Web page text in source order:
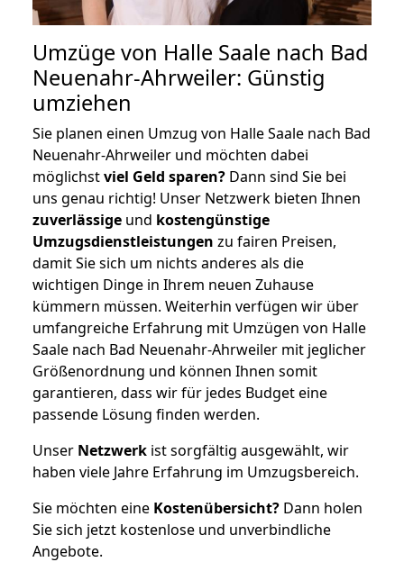
Umzüge von Halle Saale nach Bad
Neuenahr-Ahrweiler: Günstig
umziehen
Sie planen einen Umzug von Halle Saale nach Bad
Neuenahr-Ahrweiler und möchten dabei
möglichstviel Geld sparen? Dann sind Sie bei
uns genau richtig! Unser Netzwerk bieten Ihnen
zuverlässige und kostengünstige
Umzugsdienstleistungen zu fairen Preisen,
damit Sie sich um nichts anderes als die
wichtigen Dinge in Ihrem neuen Zuhause
kümmern müssen. Weiterhin verfügen wir über
umfangreiche Erfahrung mit Umzügen von Halle
Saale nach Bad Neuenahr-Ahrweiler mit jeglicher
Größenordnung und können Ihnen somit
garantieren, dass wir für jedes Budget eine
passende Lösung finden werden.
Unser Netzwerk ist sorgfältig ausgewählt, wir
haben viele Jahre Erfahrung im Umzugsbereich.
Sie möchten eine Kostenübersicht? Dann holen
Sie sich jetzt kostenlose und unverbindliche
Angebote.